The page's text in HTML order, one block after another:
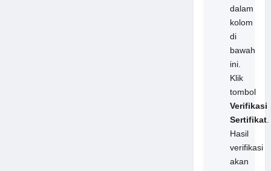
dalam
kolom
di
bawah
ini.
Klik
tombol
Verifikasi
Sertifikat.
Hasil
verifikasi
akan